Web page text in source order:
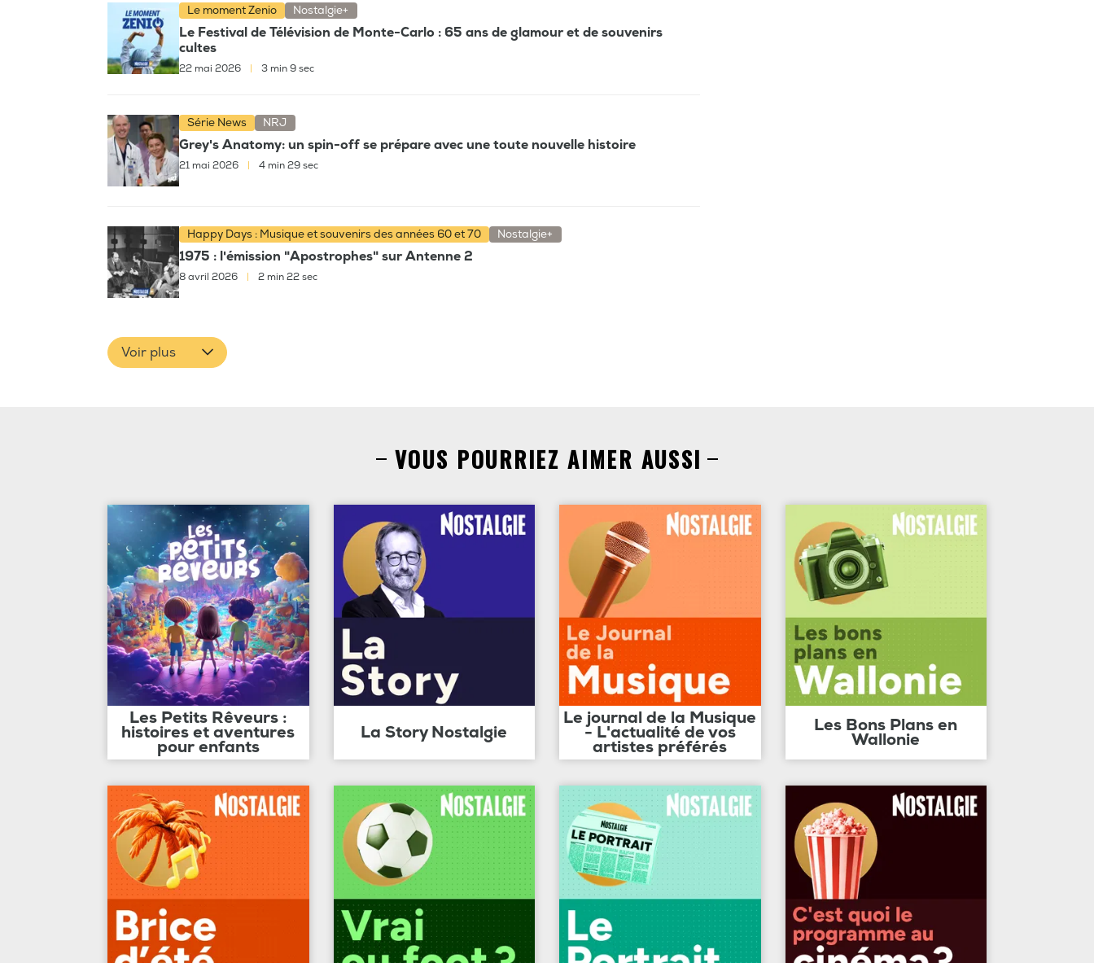
Le moment Zenio Nostalgie+
Le Festival de Télévision de Monte-Carlo : 65 ans de glamour et de souvenirs
cultes
22 mai 2026 3 min 9 sec
Série News NRJ
Grey's Anatomy: un spin-off se prépare avec une toute nouvelle histoire
21 mai 2026 | 4 min 29 sec
Happy Days : Musique et souvenirs des années 60 et 70 Nostalgie+
1975 : l'émission "Apostrophes" sur Antenne 2
8 avril 2026 | 2 min 22 sec
Voir plus
VOUS POURRIEZ AIMER AUSSI
Les Petits Rêveurs :
histoires et aventures
pour enfants
La Story Nostalgie
Le journal de la Musique
- L'actualité de vos
artistes préférés
Les Bons Plans en
Wallonie